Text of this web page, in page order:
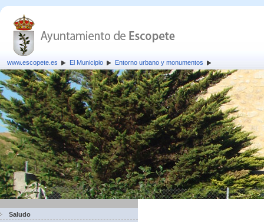
www.escopete.es El Municipio Entorno urbano y monumentos
Saludo